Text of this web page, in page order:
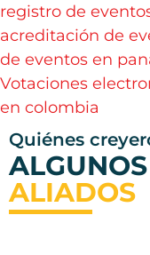
registro de
acreditación de
de eventos en
Votaciones
en colombia
Quiénes
ALIADOS